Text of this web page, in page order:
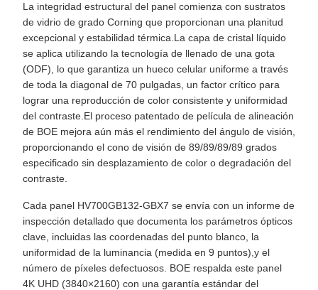
La integridad estructural del panel comienza con sustratos
de vidrio de grado Corning que proporcionan una planitud
excepcional y estabilidad térmica.La capa de cristal líquido
se aplica utilizando la tecnología de llenado de una gota
(ODF), lo que garantiza un hueco celular uniforme a través
de toda la diagonal de 70 pulgadas, un factor crítico para
lograr una reproducción de color consistente y uniformidad
del contraste.El proceso patentado de película de alineación
de BOE mejora aún más el rendimiento del ángulo de visión,
proporcionando el cono de visión de 89/89/89/89 grados
especificado sin desplazamiento de color o degradación del
contraste.
Cada panel HV700GB132-GBX7 se envía con un informe de
inspección detallado que documenta los parámetros ópticos
clave, incluidas las coordenadas del punto blanco, la
uniformidad de la luminancia (medida en 9 puntos),y el
número de píxeles defectuosos. BOE respalda este panel
4K UHD (3840×2160) con una garantía estándar del